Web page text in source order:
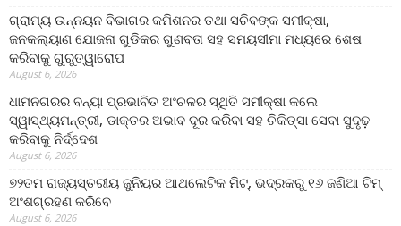
ଗ୍ରାମ୍ୟ ଉନ୍ନୟନ ବିଭାଗର କମିଶନର ତଥା ସଚିବଙ୍କ ସମୀକ୍ଷା,
ଜନକଲ୍ୟାଣ ଯୋଜନା ଗୁଡିକର ଗୁଣବତା ସହ ସମୟସୀମା ମଧ୍ୟରେ ଶେଷ
କରିବାକୁ ଗୁରୁତ୍ୱାରୋପ
August 6, 2026
ଧାମନଗରର ବନ୍ୟା ପ୍ରଭାବିତ ଅଂଚଳର ସ୍ଥିତି ସମୀକ୍ଷା କଲେ
ସ୍ୱାସ୍ଥ୍ୟମନ୍ତ୍ରୀ, ଡାକ୍ତର ଅଭାବ ଦୂର କରିବା ସହ ଚିକିତ୍ସା ସେବା ସୁଦୃଢ଼
କରିବାକୁ ନିର୍ଦ୍ଦେଶ
August 6, 2026
୭୨ତମ ରାଜ୍ୟସ୍ତରୀୟ ଜୁନିୟର ଆଥଲେଟିକ ମିଟ୍‌, ଭଦ୍ରକରୁ ୧୬ ଜଣିଆ ଟିମ୍
ଅଂଶଗ୍ରହଣ କରିବେ
August 6, 2026